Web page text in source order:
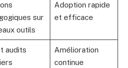
sur
outils
Adoption rapide
et efficace
audits
Amélioration
continue